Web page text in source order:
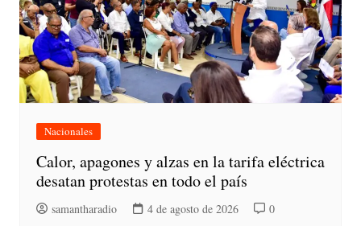
Nacionales
Calor, apagones y alzas en la tarifa eléctrica
desatan protestas en todo el país
samantharadio 4 de agosto de 2026 0